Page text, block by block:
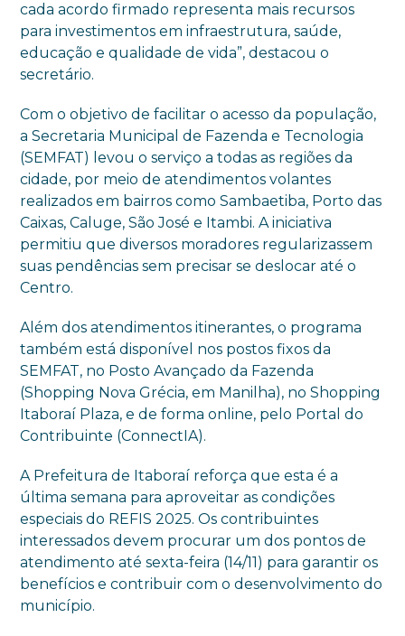
cada acordo firmado representa mais recursos
para investimentos em infraestrutura, saúde,
educação e qualidade de vida”, destacou o
secretário.
Com o objetivo de facilitar o acesso da população,
a Secretaria Municipal de Fazenda e Tecnologia
(SEMFAT) levou o serviço a todas as regiões da
cidade, por meio de atendimentos volantes
realizados em bairros como Sambaetiba, Porto das
Caixas, Caluge, São José e Itambi. A iniciativa
permitiu que diversos moradores regularizassem
suas pendências sem precisar se deslocar até o
Centro.
Além dos atendimentos itinerantes, o programa
também está disponível nos postos fixos da
SEMFAT, no Posto Avançado da Fazenda
(Shopping Nova Grécia, em Manilha), no Shopping
Itaboraí Plaza, e de forma online, pelo Portal do
Contribuinte (ConnectIA).
A Prefeitura de Itaboraí reforça que esta é a
última semana para aproveitar as condições
especiais do REFIS 2025. Os contribuintes
interessados devem procurar um dos pontos de
atendimento até sexta-feira (14/11) para garantir os
benefícios e contribuir com o desenvolvimento do
município.